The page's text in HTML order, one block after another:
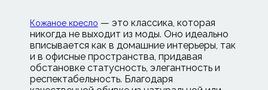
Кожаное кресло — это классика, которая
никогда не выходит из моды. Оно идеально
вписывается как в домашние интерьеры, так
и в офисные пространства, придавая
обстановке статусность, элегантность и
респектабельность. Благодаря